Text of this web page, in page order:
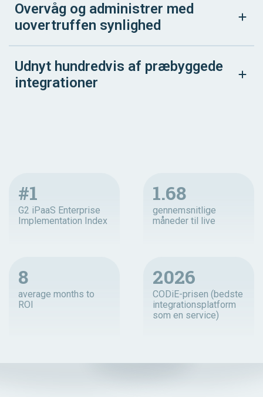
Overvåg og administrer med
uovertruffen synlighed
Udnyt hundredvis af præbyggede
integrationer
#1
G2 iPaaS Enterprise
Implementation Index
1.68
gennemsnitlige
måneder til live
8
average months to
ROI
2026
CODiE-prisen (bedste
integrationsplatform
som en service)